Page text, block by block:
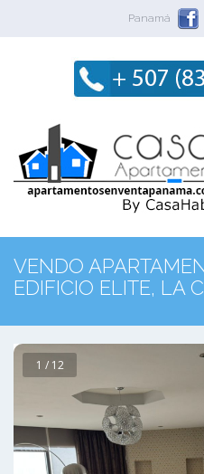
Panamá
VENDO
EDIFICIO ELITE, LA
1 / 12